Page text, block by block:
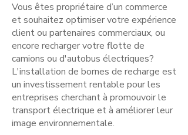
Vous êtes propriétaire d’un commerce
et souhaitez optimiser votre expérience
client ou partenaires commerciaux, ou
encore recharger votre flotte de
camions ou d'autobus électriques?
L'installation de bornes de recharge est
un investissement rentable pour les
entreprises cherchant à promouvoir le
transport électrique et à améliorer leur
image environnementale.